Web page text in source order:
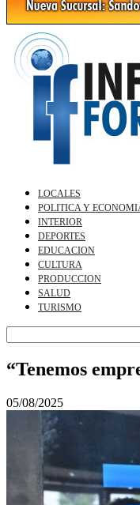
LOCALES
POLITICA Y
INTERIOR
DEPORTES
EDUCACION
CULTURA
PRODUCCION
SALUD
TURISMO
“Tenemos
05/08/2025